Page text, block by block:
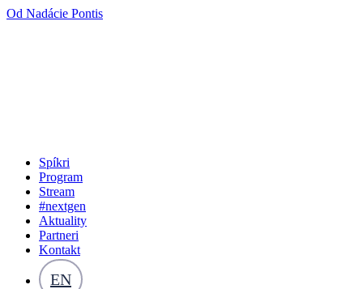
Od Nadácie Pontis
Spíkri
Program
Stream
#nextgen
Aktuality
Partneri
Kontakt
EN